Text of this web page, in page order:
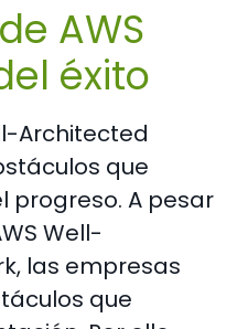
AWS
éxito
Architected
que
progreso. A pesar
Well-
las empresas
que